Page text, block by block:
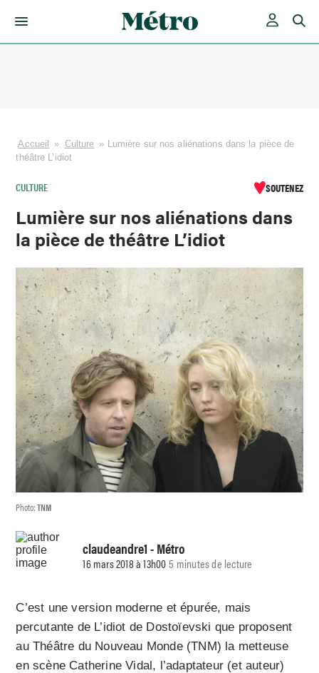
Accueil » Culture » Lumière sur nos aliénations dans la pièce de
théâtre L’idiot
CULTURE SOUTENEZ
Lumière sur nos aliénations dans
la pièce de théâtre L’idiot
Photo:TNM
claudeandre1- Métro
16 mars 2018 à 13h005 minutes de lecture
C’est une version moderne et épurée, mais
percutante de L’idiot de Dostoïevski que proposent
au Théâtre du Nouveau Monde (TNM) la metteuse
en scène Catherine Vidal, l’adaptateur (et auteur)